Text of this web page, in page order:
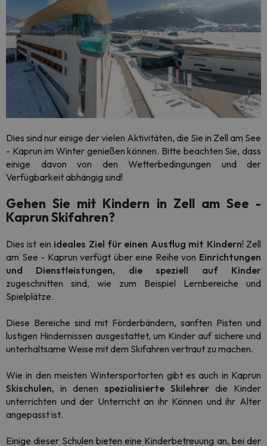
Dies sind nur einige der vielen Aktivitäten, die Sie in Zell am See
- Kaprun im Winter genießen können. Bitte beachten Sie, dass
einige davon von den Wetterbedingungen und der
Verfügbarkeit abhängig sind!
Gehen Sie mit Kindern in Zell am See -
Kaprun Skifahren?
Dies ist ein ideales Ziel für einen Ausflug mit Kindern! Zell
am See - Kaprun verfügt über eine Reihe von Einrichtungen
und Dienstleistungen, die speziell auf Kinder
zugeschnitten sind, wie zum Beispiel Lernbereiche und
Spielplätze.
Diese Bereiche sind mit Förderbändern, sanften Pisten und
lustigen Hindernissen ausgestattet, um Kinder auf sichere und
unterhaltsame Weise mit dem Skifahren vertraut zu machen.
Wie in den meisten Wintersportorten gibt es auch in Kaprun
Skischulen, in denen spezialisierte Skilehrer die Kinder
unterrichten und der Unterricht an ihr Können und ihr Alter
angepasst ist.
Einige dieser Schulen bieten eine Kinderbetreuung an, bei der